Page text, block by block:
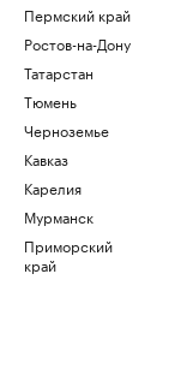
Пермский край
Ростов-на-Дону
Татарстан
Тюмень
Черноземье
Кавказ
Карелия
Мурманск
Приморский
край